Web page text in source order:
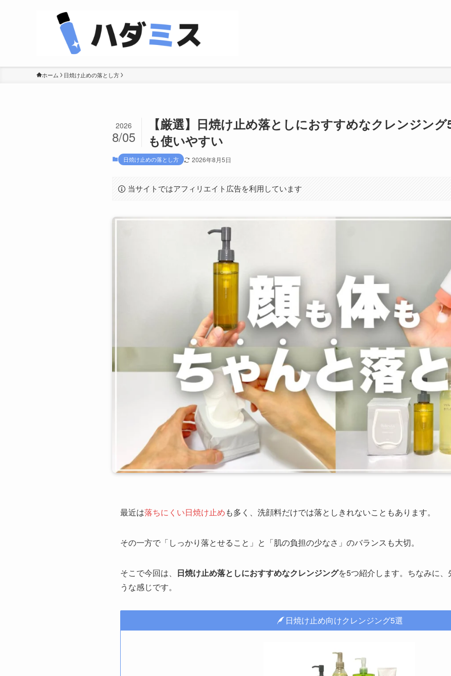
ホーム 日焼け止めの落とし方
【厳選】日焼け止め落としにおすすめなクレンジン
も使いやすい
2026
8/05
日焼け止めの落とし方 2026年8月5日
当サイトではアフィリエイト広告を利用しています
最近は落ちにくい日焼け止めも多く、洗顔料だけでは落としきれないこともあります。
その一方で「しっかり落とせること」と「肌の負担の少なさ」のバランスも大切。
そこで今回は、 日焼け止め落としにおすすめなクレンジングを5つ紹介します。ちなみに
うな感じです。
日焼け止め向けクレンジング5選